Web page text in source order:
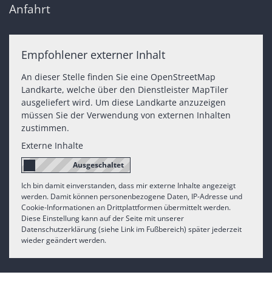
Anfahrt
Empfohlener externer Inhalt
An dieser Stelle finden Sie eine OpenStreetMap
Landkarte, welche über den Dienstleister MapTiler
ausgeliefert wird. Um diese Landkarte anzuzeigen
müssen Sie der Verwendung von externen Inhalten
zustimmen.
Externe Inhalte
Ich bin damit einverstanden, dass mir externe Inhalte angezeigt
werden. Damit können personenbezogene Daten, IP-Adresse und
Cookie-Informationen an Drittplattformen übermittelt werden.
Diese Einstellung kann auf der Seite mit unserer
Datenschutzerklärung (siehe Link im Fußbereich) später jederzeit
wieder geändert werden.